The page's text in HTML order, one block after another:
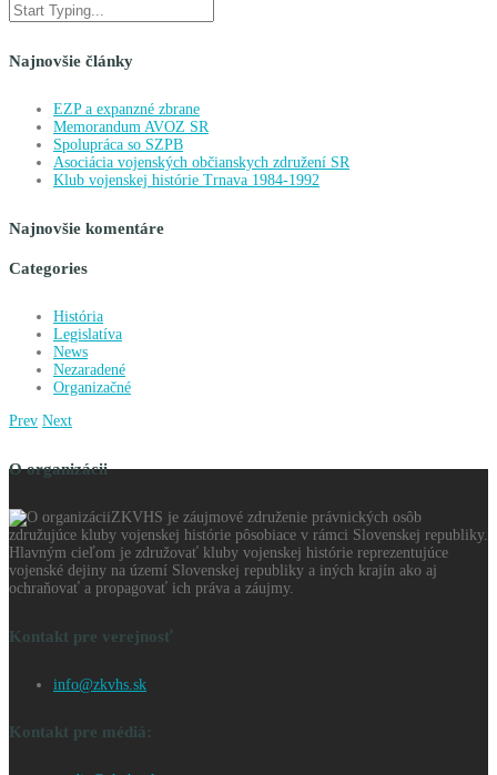
Najnovšie články
EZP a expanzné zbrane
Memorandum AVOZ SR
Spolupráca so SZPB
Asociácia vojenských občianskych združení SR
Klub vojenskej histórie Trnava 1984-1992
Najnovšie komentáre
Categories
História
Legislatíva
News
Nezaradené
Organizačné
Prev Next
O organizácii
ZKVHS je záujmové združenie právnických osôb
združujúce kluby vojenskej histórie pôsobiace v rámci Slovenskej republiky.
Hlavným cieľom je združovať kluby vojenskej histórie reprezentujúce
vojenské dejiny na území Slovenskej republiky a iných krajín ako aj
ochraňovať a propagovať ich práva a záujmy.
Kontakt pre verejnosť
info@zkvhs.sk
Kontakt pre médiá: